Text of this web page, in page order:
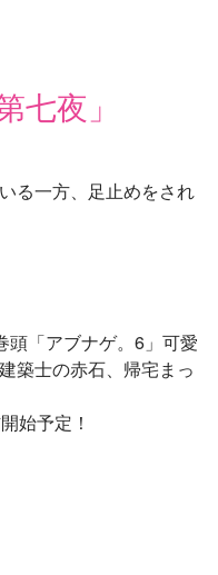
七夜」
る一方、足止めをされ
「アブナゲ。6」可愛
築士の赤石、帰宅まっ
始予定！